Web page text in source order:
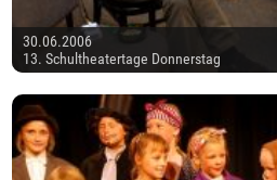
30.06.2006
13. Schultheatertage Donnerstag